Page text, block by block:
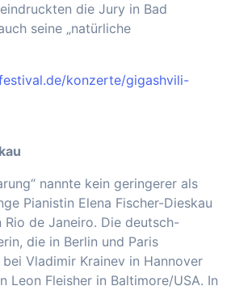
die Jury in Bad
seine „natürliche
konzerte/gigashvili-
nannte kein geringerer als
Pianistin Elena Fischer-Dieskau
Rio de Janeiro. Die deutsch-
die in Berlin und Paris
Vladimir Krainev in Hannover
Leon Fleisher in Baltimore/USA. In